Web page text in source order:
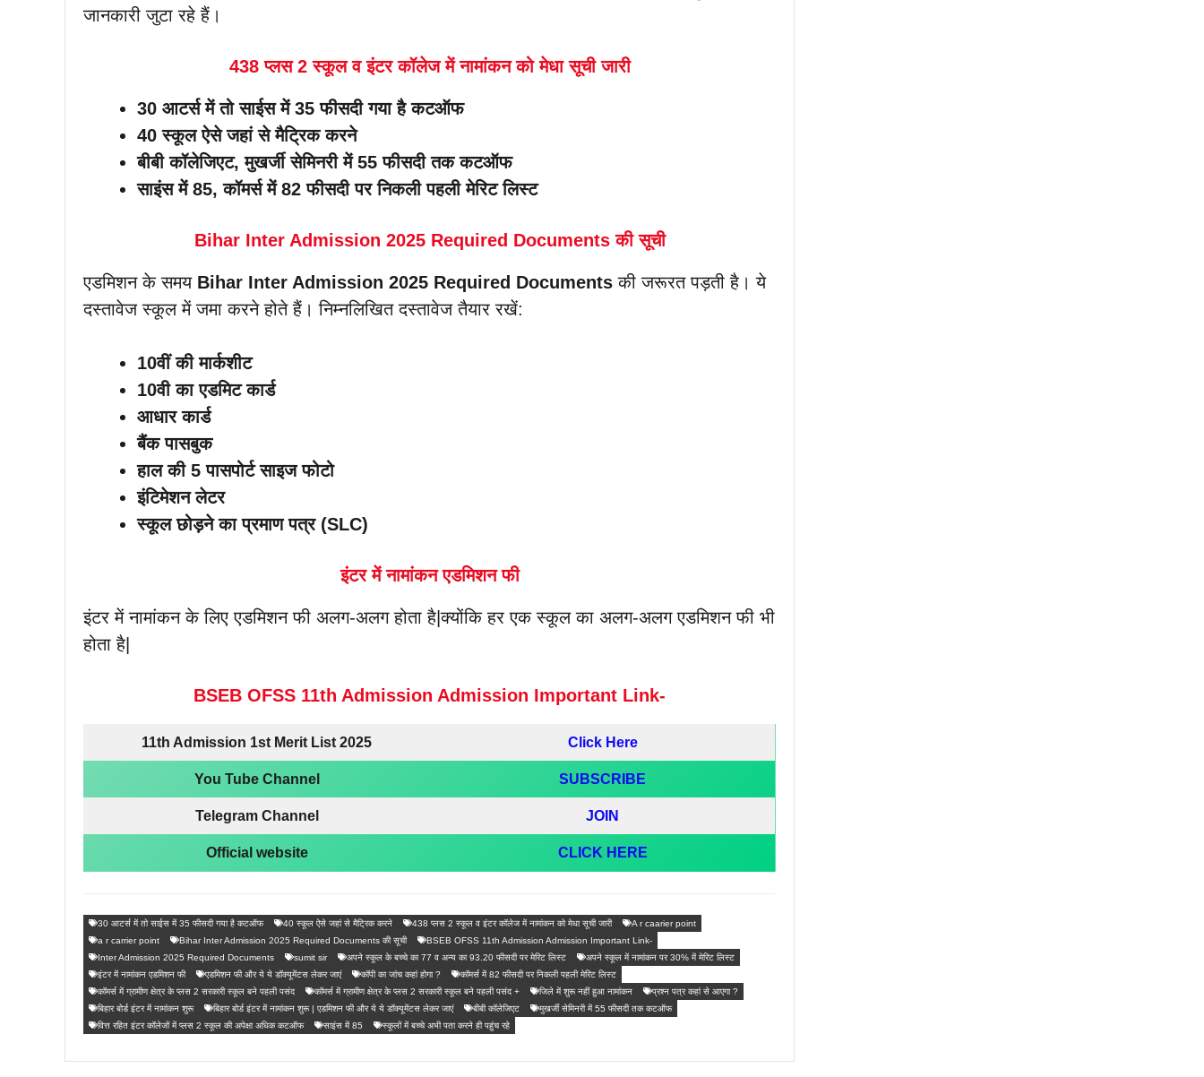
जानकारी जुटा रहे हैं।
438 प्लस 2 स्कूल व इंटर कॉलेज में नामांकन को मेधा सूची जारी
30 आटर्स में तो साईस में 35 फीसदी गया है कटऑफ
40 स्कूल ऐसे जहां से मैट्रिक करने
बीबी कॉलेजिएट, मुखर्जी सेमिनरी में 55 फीसदी तक कटऑफ
साइंस में 85, कॉमर्स में 82 फीसदी पर निकली पहली मेरिट लिस्ट
Bihar Inter Admission 2025 Required Documents की सूची
एडमिशन के समय Bihar Inter Admission 2025 Required Documents की जरूरत पड़ती है। ये
दस्तावेज स्कूल में जमा करने होते हैं। निम्नलिखित दस्तावेज तैयार रखें:
10वीं की मार्कशीट
10वी का एडमिट कार्ड
आधार कार्ड
बैंक पासबुक
हाल की 5 पासपोर्ट साइज फोटो
इंटिमेशन लेटर
स्कूल छोड़ने का प्रमाण पत्र (SLC)
इंटर में नामांकन एडमिशन फी
इंटर में नामांकन के लिए एडमिशन फी अलग-अलग होता है|क्योंकि हर एक स्कूल का अलग-अलग एडमिशन फी भी
होता है|
BSEB OFSS 11th Admission Admission Important Link-
11th Admission 1st Merit List 2025 Click Here
You Tube Channel SUBSCRIBE
Telegram Channel JOIN
Official website CLICK HERE
30 आटर्स में तो साईस में 35 फीसदी गया है कटऑफ 40 स्कूल ऐसे जहां से मैट्रिक करने 438 प्लस 2 स्कूल व इंटर कॉलेज में नामांकन को मेधा सूची जारी
A r caarier point
a r carrier point
Bihar Inter Admission 2025 Required Documents की सूची
BSEB OFSS 11th Admission Admission Important Link-
Inter Admission 2025 Required Documents
sumit sir अपने स्कूल के बच्चे का 77 व अन्य का 93.20 फीसदी पर मेरिट लिस्ट
अपने स्कूल में नामांकन पर 30% में मेरिट लिस्ट
इंटर में नामांकन एडमिशन फी
एडमिशन फी और ये ये डॉक्यूमेंटस लेकर जाएं कॉपी का जांच कहां होगा ?
कॉमर्स में 82 फीसदी पर निकली पहली मेरिट लिस्ट
कॉमर्स में ग्रामीण क्षेत्र के प्लस 2 सरकारी स्कूल बने पहली पसंद
कॉमर्स में ग्रामीण क्षेत्र के प्लस 2 सरकारी स्कूल बने पहली पसंद + जिले में शुरू नहीं हुआ नामांकन
प्रश्न पत्र कहां से आएगा ?
बिहार बोर्ड इंटर में नामांकन शुरू
बिहार बोर्ड इंटर में नामांकन शुरू | एडमिशन फी और ये ये डॉक्यूमेंटस लेकर जाएं बीबी कॉलेजिएट
मुखर्जी सेमिनरी में 55 फीसदी तक कटऑफ
वित्त रहित इंटर कॉलेजों में प्लस 2 स्कूल की अपेक्षा अधिक कटऑफ
साइंस में 85 स्कूलों में बच्चे अभी पता करने ही पहुंच रहे